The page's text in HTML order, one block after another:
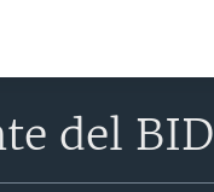
del BID